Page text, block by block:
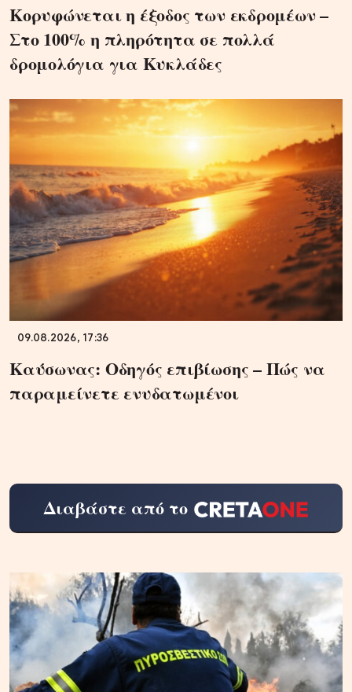
Κορυφώνεται η έξοδος των εκδρομέων –
Στο 100% η πληρότητα σε πολλά
δρομολόγια για Κυκλάδες
09.08.2026, 17:36
Καύσωνας: Οδηγός επιβίωσης – Πώς να
παραμείνετε ενυδατωμένοι
Διαβάστε από το